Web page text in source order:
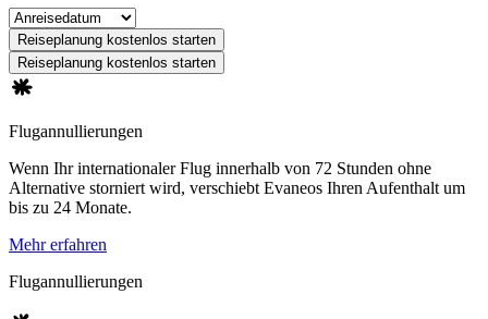
Reiseplanung kostenlos starten
Reiseplanung kostenlos starten
Flugannullierungen
Wenn Ihr internationaler Flug innerhalb von 72 Stunden ohne
Alternative storniert wird, verschiebt Evaneos Ihren Aufenthalt um
bis zu 24 Monate.
Mehr erfahren
Flugannullierungen